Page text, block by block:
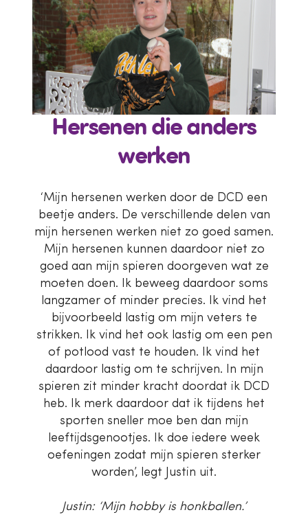
Hersenen die anders
werken
‘Mijn hersenen werken door de DCD een
beetje anders. De verschillende delen van
mijn hersenen werken niet zo goed samen.
Mijn hersenen kunnen daardoor niet zo
goed aan mijn spieren doorgeven wat ze
moeten doen. Ik beweeg daardoor soms
langzamer of minder precies. Ik vind het
bijvoorbeeld lastig om mijn veters te
strikken. Ik vind het ook lastig om een pen
of potlood vast te houden. Ik vind het
daardoor lastig om te schrijven. In mijn
spieren zit minder kracht doordat ik DCD
heb. Ik merk daardoor dat ik tijdens het
sporten sneller moe ben dan mijn
leeftijdsgenootjes. Ik doe iedere week
oefeningen zodat mijn spieren sterker
worden’, legt Justin uit.
Justin: ‘Mijn hobby is honkballen.’